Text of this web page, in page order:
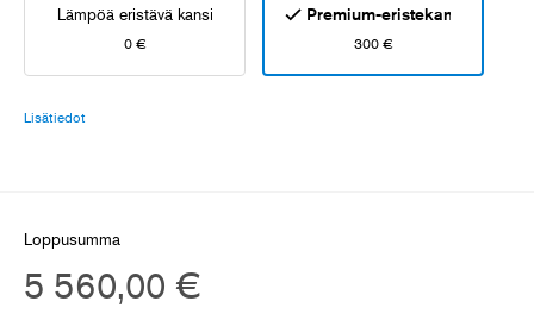
Lämpöä eristävä kansi
0 €
Premium-eristekansi
300 €
Lisätiedot
Loppusumma
5 560,00 €